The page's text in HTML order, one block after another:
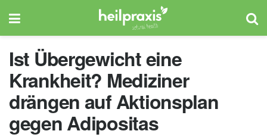
Ist Übergewicht eine
Krankheit? Mediziner
drängen auf Aktionsplan
gegen Adipositas